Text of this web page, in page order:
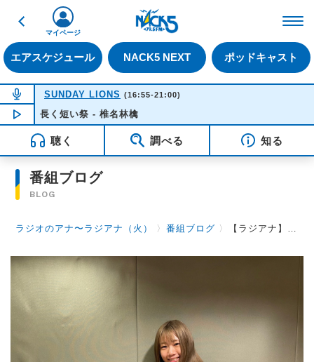
戻る
エアスケジュール NACK5 NEXT ポッドキャスト
マイページ
NOW ON AIR
SUNDAY LIONS (16:55-21:00)
NOW PLAYING16:35
長く短い祭 - 椎名林檎
聴く 調べる 知る
番組ブログ
BLOG
ラジオのアナ〜ラジアナ（火） 〉番組ブログ 〉 【ラジアナ】ゲスト『13.3g 藤丸将太さん』【火曜日】